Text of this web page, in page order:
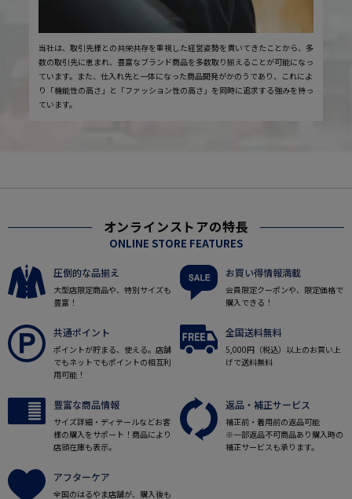
当社は、取引先様との共栄共存を重視した経営姿勢を貫いてきたことから、多
数の取引先に恵まれ、豊富なブランド商品を多数取り揃えることが可能になっ
ています。また、仕入れ先と一体になった商品開発がかのうであり、これによ
り「機能性の高さ」と「ファッション性の高さ」を同時に追求する強みを持っ
ています。
オンラインストアの特長
ONLINE STORE FEATURES
圧倒的な品揃え
大型店限定商品や、特別サイズも
豊富！
お買い得情報満載
会員限定クーポンや、限定価格で
購入できる！
共通ポイント
ポイントが貯まる、使える。店舗
でもネットでもポイントの相互利
用可能！
全国送料無料
5,000円（税込）以上のお買い上
げで送料無料
豊富な商品情報
サイズ詳細・ディテールなどお客
様の購入をサポート！商品により
店頭在庫も表示。
返品・補正サービス
補正前・着用前の返品可能
※一部返品不可商品あり購入時の
補正サービスも承ります。
アフターケア
全国のはるやま店舗が、購入後も